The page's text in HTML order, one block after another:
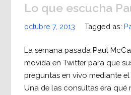
Lo que escucha
octubre 7, 2013 Tagged as:
La semana pasada Paul
movida en Twitter para que
preguntas en vivo mediante el
Una de las consultas era qué